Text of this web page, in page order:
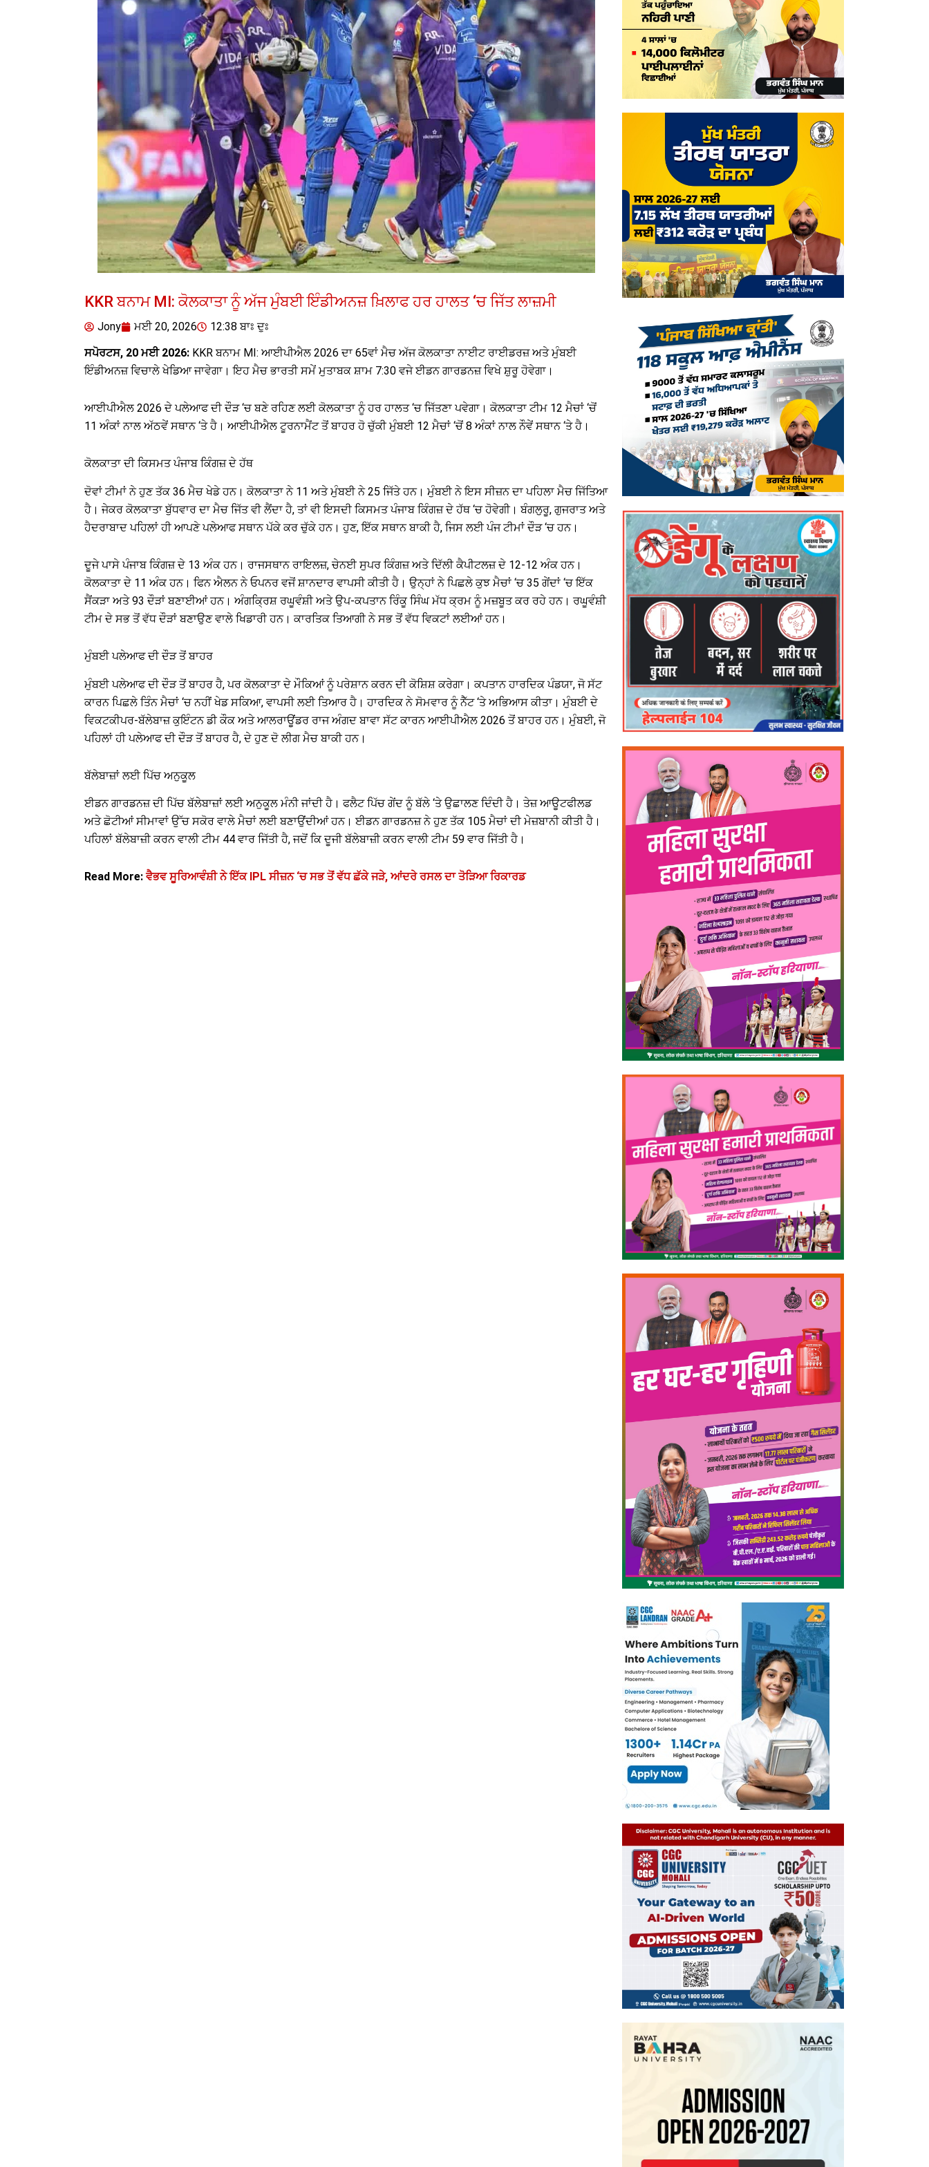
KKR ਬਨਾਮ MI: ਕੋਲਕਾਤਾ ਨੂੰ ਅੱਜ ਮੁੰਬਈ ਇੰਡੀਅਨਜ਼ ਖ਼ਿਲਾਫ ਹਰ ਹਾਲਤ ‘ਚ ਜਿੱਤ ਲਾਜ਼ਮੀ
Jony ਮਈ 20, 2026
12:38 ਬਾਃ ਦੁਃ
ਸਪੋਰਟਸ, 20 ਮਈ 2026: KKR ਬਨਾਮ MI: ਆਈਪੀਐਲ 2026 ਦਾ 65ਵਾਂ ਮੈਚ ਅੱਜ ਕੋਲਕਾਤਾ ਨਾਈਟ ਰਾਈਡਰਜ਼ ਅਤੇ ਮੁੰਬਈ
ਇੰਡੀਅਨਜ਼ ਵਿਚਾਲੇ ਖੇਡਿਆ ਜਾਵੇਗਾ। ਇਹ ਮੈਚ ਭਾਰਤੀ ਸਮੇਂ ਮੁਤਾਬਕ ਸ਼ਾਮ 7:30 ਵਜੇ ਈਡਨ ਗਾਰਡਨਜ਼ ਵਿਖੇ ਸ਼ੁਰੂ ਹੋਵੇਗਾ।
ਆਈਪੀਐਲ 2026 ਦੇ ਪਲੇਆਫ ਦੀ ਦੌੜ ‘ਚ ਬਣੇ ਰਹਿਣ ਲਈ ਕੋਲਕਾਤਾ ਨੂੰ ਹਰ ਹਾਲਤ ‘ਚ ਜਿੱਤਣਾ ਪਵੇਗਾ। ਕੋਲਕਾਤਾ ਟੀਮ 12 ਮੈਚਾਂ ‘ਚੋਂ
11 ਅੰਕਾਂ ਨਾਲ ਅੱਠਵੇਂ ਸਥਾਨ ‘ਤੇ ਹੈ। ਆਈਪੀਐਲ ਟੂਰਨਾਮੈਂਟ ਤੋਂ ਬਾਹਰ ਹੋ ਚੁੱਕੀ ਮੁੰਬਈ 12 ਮੈਚਾਂ ‘ਚੋਂ 8 ਅੰਕਾਂ ਨਾਲ ਨੌਵੇਂ ਸਥਾਨ ‘ਤੇ ਹੈ।
ਕੋਲਕਾਤਾ ਦੀ ਕਿਸਮਤ ਪੰਜਾਬ ਕਿੰਗਜ਼ ਦੇ ਹੱਥ
ਦੋਵਾਂ ਟੀਮਾਂ ਨੇ ਹੁਣ ਤੱਕ 36 ਮੈਚ ਖੇਡੇ ਹਨ। ਕੋਲਕਾਤਾ ਨੇ 11 ਅਤੇ ਮੁੰਬਈ ਨੇ 25 ਜਿੱਤੇ ਹਨ। ਮੁੰਬਈ ਨੇ ਇਸ ਸੀਜ਼ਨ ਦਾ ਪਹਿਲਾ ਮੈਚ ਜਿੱਤਿਆ
ਹੈ। ਜੇਕਰ ਕੋਲਕਾਤਾ ਬੁੱਧਵਾਰ ਦਾ ਮੈਚ ਜਿੱਤ ਵੀ ਲੈਂਦਾ ਹੈ, ਤਾਂ ਵੀ ਇਸਦੀ ਕਿਸਮਤ ਪੰਜਾਬ ਕਿੰਗਜ਼ ਦੇ ਹੱਥ ‘ਚ ਹੋਵੇਗੀ। ਬੰਗਲੁਰੂ, ਗੁਜਰਾਤ ਅਤੇ
ਹੈਦਰਾਬਾਦ ਪਹਿਲਾਂ ਹੀ ਆਪਣੇ ਪਲੇਆਫ ਸਥਾਨ ਪੱਕੇ ਕਰ ਚੁੱਕੇ ਹਨ। ਹੁਣ, ਇੱਕ ਸਥਾਨ ਬਾਕੀ ਹੈ, ਜਿਸ ਲਈ ਪੰਜ ਟੀਮਾਂ ਦੌੜ ‘ਚ ਹਨ।
ਦੂਜੇ ਪਾਸੇ ਪੰਜਾਬ ਕਿੰਗਜ਼ ਦੇ 13 ਅੰਕ ਹਨ। ਰਾਜਸਥਾਨ ਰਾਇਲਜ਼, ਚੇਨਈ ਸੁਪਰ ਕਿੰਗਜ਼ ਅਤੇ ਦਿੱਲੀ ਕੈਪੀਟਲਜ਼ ਦੇ 12-12 ਅੰਕ ਹਨ।
ਕੋਲਕਾਤਾ ਦੇ 11 ਅੰਕ ਹਨ। ਫਿਨ ਐਲਨ ਨੇ ਓਪਨਰ ਵਜੋਂ ਸ਼ਾਨਦਾਰ ਵਾਪਸੀ ਕੀਤੀ ਹੈ। ਉਨ੍ਹਾਂ ਨੇ ਪਿਛਲੇ ਕੁਝ ਮੈਚਾਂ ‘ਚ 35 ਗੇਂਦਾਂ ‘ਚ ਇੱਕ
ਸੈਂਕੜਾ ਅਤੇ 93 ਦੌੜਾਂ ਬਣਾਈਆਂ ਹਨ। ਅੰਗਕ੍ਰਿਸ਼ ਰਘੂਵੰਸ਼ੀ ਅਤੇ ਉਪ-ਕਪਤਾਨ ਰਿੰਕੂ ਸਿੰਘ ਮੱਧ ਕ੍ਰਮ ਨੂੰ ਮਜ਼ਬੂਤ ​​ਕਰ ਰਹੇ ਹਨ। ਰਘੂਵੰਸ਼ੀ
ਟੀਮ ਦੇ ਸਭ ਤੋਂ ਵੱਧ ਦੌੜਾਂ ਬਣਾਉਣ ਵਾਲੇ ਖਿਡਾਰੀ ਹਨ। ਕਾਰਤਿਕ ਤਿਆਗੀ ਨੇ ਸਭ ਤੋਂ ਵੱਧ ਵਿਕਟਾਂ ਲਈਆਂ ਹਨ।
ਮੁੰਬਈ ਪਲੇਆਫ ਦੀ ਦੌੜ ਤੋਂ ਬਾਹਰ
ਮੁੰਬਈ ਪਲੇਆਫ ਦੀ ਦੌੜ ਤੋਂ ਬਾਹਰ ਹੈ, ਪਰ ਕੋਲਕਾਤਾ ਦੇ ਮੌਕਿਆਂ ਨੂੰ ਪਰੇਸ਼ਾਨ ਕਰਨ ਦੀ ਕੋਸ਼ਿਸ਼ ਕਰੇਗਾ। ਕਪਤਾਨ ਹਾਰਦਿਕ ਪੰਡਯਾ, ਜੋ ਸੱਟ
ਕਾਰਨ ਪਿਛਲੇ ਤਿੰਨ ਮੈਚਾਂ ‘ਚ ਨਹੀਂ ਖੇਡ ਸਕਿਆ, ਵਾਪਸੀ ਲਈ ਤਿਆਰ ਹੈ। ਹਾਰਦਿਕ ਨੇ ਸੋਮਵਾਰ ਨੂੰ ਨੈੱਟ ‘ਤੇ ਅਭਿਆਸ ਕੀਤਾ। ਮੁੰਬਈ ਦੇ
ਵਿਕਟਕੀਪਰ-ਬੱਲੇਬਾਜ਼ ਕੁਇੰਟਨ ਡੀ ਕੌਕ ਅਤੇ ਆਲਰਾਊਂਡਰ ਰਾਜ ਅੰਗਦ ਬਾਵਾ ਸੱਟ ਕਾਰਨ ਆਈਪੀਐਲ 2026 ਤੋਂ ਬਾਹਰ ਹਨ। ਮੁੰਬਈ, ਜੋ
ਪਹਿਲਾਂ ਹੀ ਪਲੇਆਫ ਦੀ ਦੌੜ ਤੋਂ ਬਾਹਰ ਹੈ, ਦੇ ਹੁਣ ਦੋ ਲੀਗ ਮੈਚ ਬਾਕੀ ਹਨ।
ਬੱਲੇਬਾਜ਼ਾਂ ਲਈ ਪਿੱਚ ਅਨੁਕੂਲ
ਈਡਨ ਗਾਰਡਨਜ਼ ਦੀ ਪਿੱਚ ਬੱਲੇਬਾਜ਼ਾਂ ਲਈ ਅਨੁਕੂਲ ਮੰਨੀ ਜਾਂਦੀ ਹੈ। ਫਲੈਟ ਪਿੱਚ ਗੇਂਦ ਨੂੰ ਬੱਲੇ ‘ਤੇ ਉਛਾਲਣ ਦਿੰਦੀ ਹੈ। ਤੇਜ਼ ਆਊਟਫੀਲਡ
ਅਤੇ ਛੋਟੀਆਂ ਸੀਮਾਵਾਂ ਉੱਚ ਸਕੋਰ ਵਾਲੇ ਮੈਚਾਂ ਲਈ ਬਣਾਉਂਦੀਆਂ ਹਨ। ਈਡਨ ਗਾਰਡਨਜ਼ ਨੇ ਹੁਣ ਤੱਕ 105 ਮੈਚਾਂ ਦੀ ਮੇਜ਼ਬਾਨੀ ਕੀਤੀ ਹੈ।
ਪਹਿਲਾਂ ਬੱਲੇਬਾਜ਼ੀ ਕਰਨ ਵਾਲੀ ਟੀਮ 44 ਵਾਰ ਜਿੱਤੀ ਹੈ, ਜਦੋਂ ਕਿ ਦੂਜੀ ਬੱਲੇਬਾਜ਼ੀ ਕਰਨ ਵਾਲੀ ਟੀਮ 59 ਵਾਰ ਜਿੱਤੀ ਹੈ।
Read More:ਵੈਭਵ ਸੂਰਿਆਵੰਸ਼ੀ ਨੇ ਇੱਕ IPL ਸੀਜ਼ਨ ‘ਚ ਸਭ ਤੋਂ ਵੱਧ ਛੱਕੇ ਜੜੇ, ਆਂਦਰੇ ਰਸਲ ਦਾ ਤੋੜਿਆ ਰਿਕਾਰਡ